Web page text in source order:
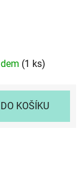
(1 ks)
DO KOŠÍKU